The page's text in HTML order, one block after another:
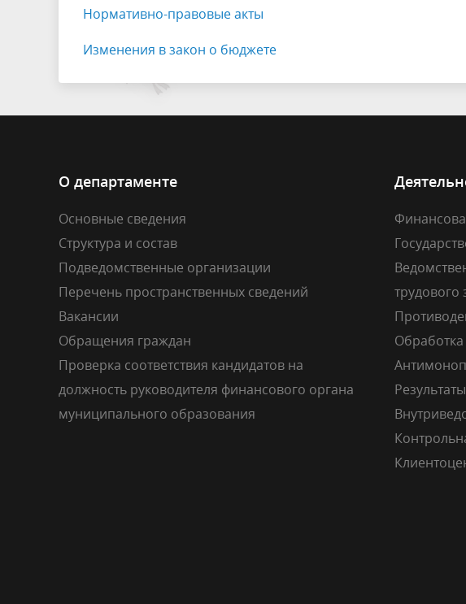
Нормативно-правовые акты
Изменения в закон о бюджете
О департаменте
Основные сведения
Структура и состав
Подведомственные организации
Перечень пространственных сведений
Вакансии
Обращения граждан
Проверка соответствия кандидатов на
должность руководителя финансового органа
муниципального образования
трудового